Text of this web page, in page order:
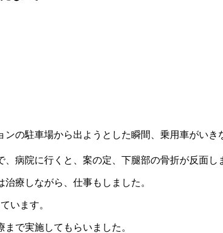
の駐車場から出ようとした瞬間、乗用車がい
病院に行くと、案の定、下腿部の骨折が反面し
療しながら、仕事もしました。
います。
で実施してもらいました。